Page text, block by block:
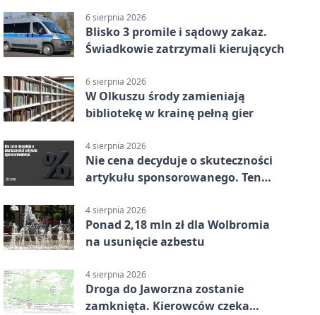
6 sierpnia 2026
Blisko 3 promile i sądowy zakaz.
Świadkowie zatrzymali kierujących
6 sierpnia 2026
W Olkuszu środy zamieniają
bibliotekę w krainę pełną gier
4 sierpnia 2026
Nie cena decyduje o skuteczności
artykułu sponsorowanego. Ten
4 sierpnia 2026
Ponad 2,18 mln zł dla Wolbromia
na usunięcie azbestu
4 sierpnia 2026
Droga do Jaworzna zostanie
zamknięta. Kierowców czeka